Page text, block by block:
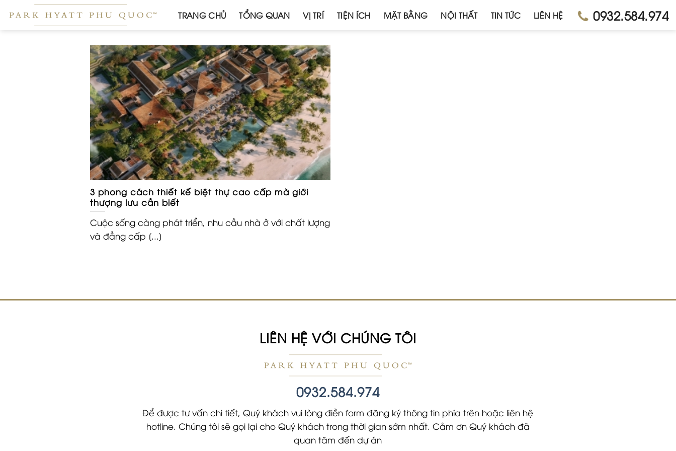
TRANG CHỦ TỔNG QUAN VỊ TRÍ TIỆN ÍCH MẶT BẰNG NỘI THẤT TIN TỨC LIÊN HỆ 0932.584.974
3 phong cách thiết kế biệt thự cao cấp mà giới
thượng lưu cần biết
Cuộc sống càng phát triển, nhu cầu nhà ở với chất lượng
và đẳng cấp [...]
LIÊN HỆ VỚI CHÚNG TÔI
0932.584.974
Để được tư vấn chi tiết, Quý khách vui lòng điền form đăng ký thông tin phía trên hoặc liên hệ
hotline. Chúng tôi sẽ gọi lại cho Quý khách trong thời gian sớm nhất. Cảm ơn Quý khách đã
quan tâm đến dự án